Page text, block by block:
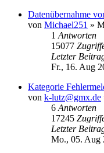
Datenübernahme
von Michael251 »
1 Antworten
15077
Letzter
Fr., 16. Aug
Kategorie
von k-lutz@gmx.de
6 Antworten
17245
Letzter
Mo., 05. Aug